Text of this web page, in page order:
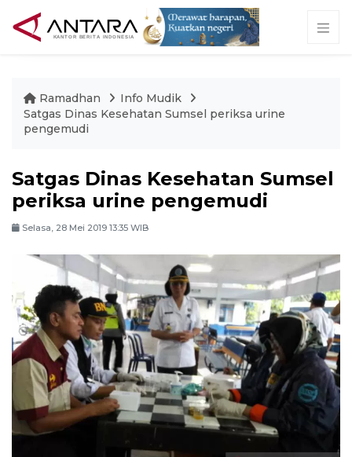
Ramadhan
Info Mudik
Satgas Dinas Kesehatan Sumsel periksa urine
pengemudi
Satgas Dinas Kesehatan Sumsel
periksa urine pengemudi
Selasa, 28 Mei 2019 13:35 WIB